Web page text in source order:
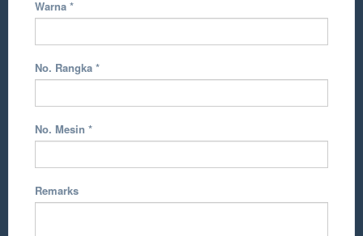
Warna *
No. Rangka *
No. Mesin *
Remarks